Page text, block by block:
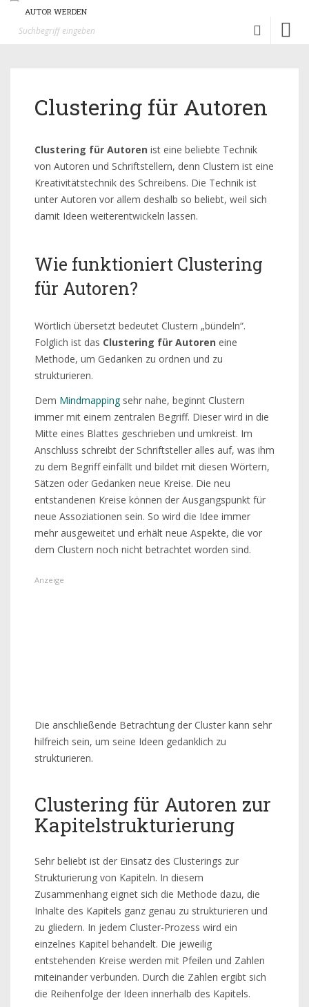
AUTOR WERDEN
Clustering für Autoren
Clustering für Autoren ist eine beliebte Technik
von Autoren und Schriftstellern, denn Clustern ist eine
Kreativitätstechnik des Schreibens. Die Technik ist
unter Autoren vor allem deshalb so beliebt, weil sich
damit Ideen weiterentwickeln lassen.
Wie funktioniert Clustering
für Autoren?
Wörtlich übersetzt bedeutet Clustern „bündeln“.
Folglich ist das Clustering für Autoren eine
Methode, um Gedanken zu ordnen und zu
strukturieren.
Dem Mindmappingsehr nahe, beginnt Clustern
immer mit einem zentralen Begriff. Dieser wird in die
Mitte eines Blattes geschrieben und umkreist. Im
Anschluss schreibt der Schriftsteller alles auf, was ihm
zu dem Begriff einfällt und bildet mit diesen Wörtern,
Sätzen oder Gedanken neue Kreise. Die neu
entstandenen Kreise können der Ausgangspunkt für
neue Assoziationen sein. So wird die Idee immer
mehr ausgeweitet und erhält neue Aspekte, die vor
dem Clustern noch nicht betrachtet worden sind.
Die anschließende Betrachtung der Cluster kann sehr
hilfreich sein, um seine Ideen gedanklich zu
strukturieren.
Clustering für Autoren zur
Kapitelstrukturierung
Sehr beliebt ist der Einsatz des Clusterings zur
Strukturierung von Kapiteln. In diesem
Zusammenhang eignet sich die Methode dazu, die
Inhalte des Kapitels ganz genau zu strukturieren und
zu gliedern. In jedem Cluster-Prozess wird ein
einzelnes Kapitel behandelt. Die jeweilig
entstehenden Kreise werden mit Pfeilen und Zahlen
miteinander verbunden. Durch die Zahlen ergibt sich
die Reihenfolge der Ideen innerhalb des Kapitels.